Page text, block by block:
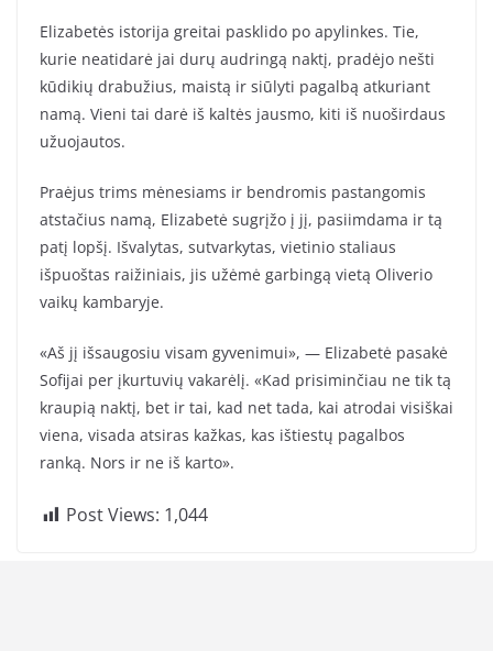
Elizabetės istorija greitai pasklido po apylinkes. Tie,
kurie neatidarė jai durų audringą naktį, pradėjo nešti
kūdikių drabužius, maistą ir siūlyti pagalbą atkuriant
namą. Vieni tai darė iš kaltės jausmo, kiti iš nuoširdaus
užuojautos.
Praėjus trims mėnesiams ir bendromis pastangomis
atstačius namą, Elizabetė sugrįžo į jį, pasiimdama ir tą
patį lopšį. Išvalytas, sutvarkytas, vietinio staliaus
išpuoštas raižiniais, jis užėmė garbingą vietą Oliverio
vaikų kambaryje.
«Aš jį išsaugosiu visam gyvenimui», — Elizabetė pasakė
Sofijai per įkurtuvių vakarėlį. «Kad prisiminčiau ne tik tą
kraupią naktį, bet ir tai, kad net tada, kai atrodai visiškai
viena, visada atsiras kažkas, kas ištiestų pagalbos
ranką. Nors ir ne iš karto».
Post Views: 1,044